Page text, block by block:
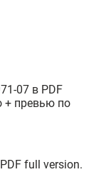
07 в PDF
+ превью по
full version.